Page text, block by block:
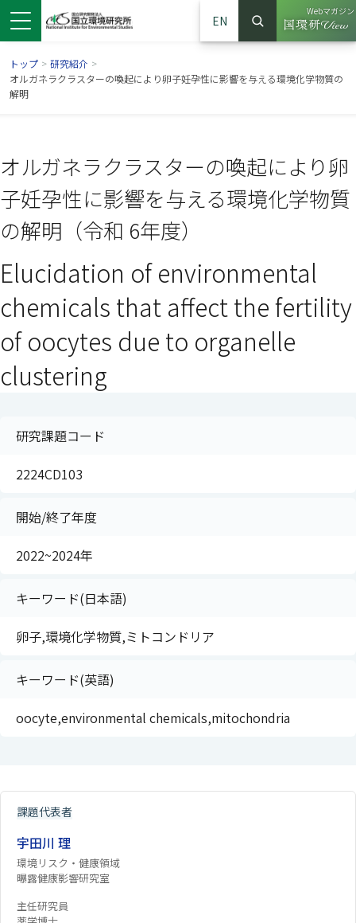
ドウで開きます）
ンドウで開きます）
ウインドウで開きます）
EN
サイト内検索
検索
Webマガジン
（別ウイ
トップ > 研究紹介 >
オルガネラクラスターの喚起により卵子妊孕性に影響を与える環境化学物質の
解明
オルガネラクラスターの喚起により卵
子妊孕性に影響を与える環境化学物質
の解明（令和 6年度）
Elucidation of environmental
chemicals that affect the fertility
of oocytes due to organelle
clustering
研究課題コード
2224CD103
開始/終了年度
2022~2024年
キーワード(日本語)
卵子,環境化学物質,ミトコンドリア
キーワード(英語)
oocyte,environmental chemicals,mitochondria
課題代表者
宇田川 理
環境リスク・健康領域
曝露健康影響研究室
主任研究員